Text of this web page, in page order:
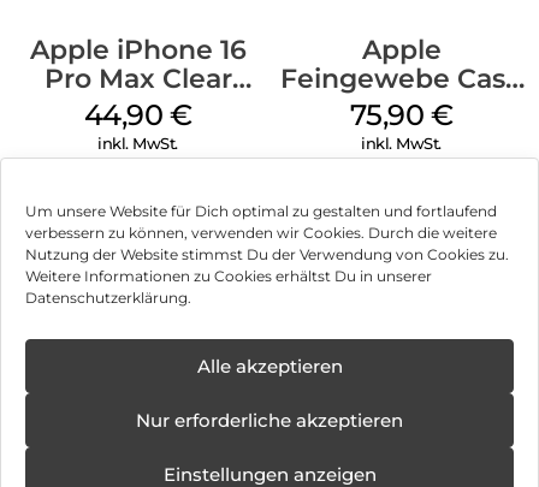
Um unsere Website für Dich optimal zu gestalten und fortlaufend
verbessern zu können, verwenden wir Cookies. Durch die weitere
Nutzung der Website stimmst Du der Verwendung von Cookies zu.
Weitere Informationen zu Cookies erhältst Du in unserer
Datenschutzerklärung.
Alle akzeptieren
Nur erforderliche akzeptieren
Einstellungen anzeigen
Apple iPhone 16
Pro Max Clear
Case MagSafe
Transparent
44,90 €
inkl. MwSt.
Apple
Feingewebe Case
iPhone 15 Pro
MagSafe Schwarz
75,90 €
inkl. MwSt.
Impressum
Hinweis zur Batterieentsorgung